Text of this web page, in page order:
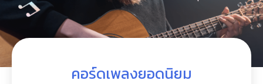
คอร์ดเพลงยอดนิยม